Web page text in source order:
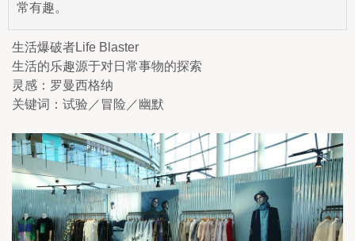
常有趣。
生活爆破者Life Blaster
生活的乐趣源于对日常事物的探索
灵感：罗曼西格纳
关键词：试验／冒险／幽默